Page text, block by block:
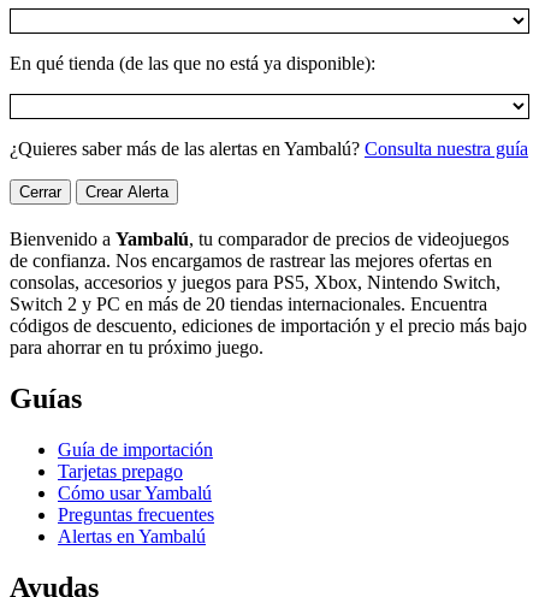
En qué tienda (de las que no está ya disponible):
¿Quieres saber más de las alertas en Yambalú? Consulta nuestra guía
Cerrar Crear Alerta
Bienvenido a Yambalú, tu comparador de precios de videojuegos
de confianza. Nos encargamos de rastrear las mejores ofertas en
consolas, accesorios y juegos para PS5, Xbox, Nintendo Switch,
Switch 2 y PC en más de 20 tiendas internacionales. Encuentra
códigos de descuento, ediciones de importación y el precio más bajo
para ahorrar en tu próximo juego.
Guías
Guía de importación
Tarjetas prepago
Cómo usar Yambalú
Preguntas frecuentes
Alertas en Yambalú
Ayudas